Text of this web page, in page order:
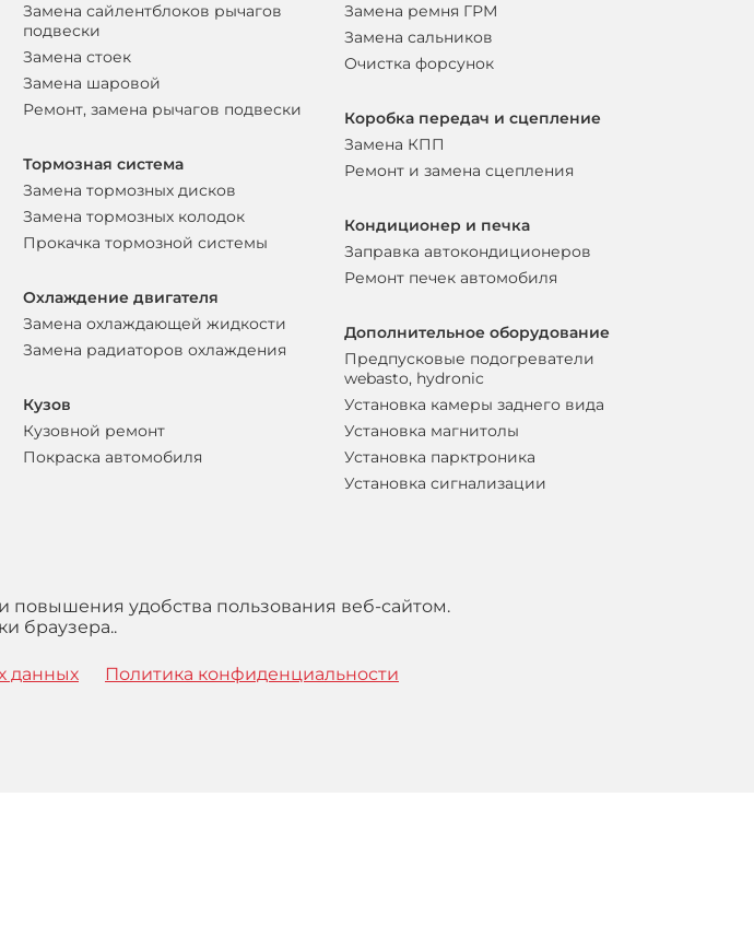
Замена сайлентблоков рычагов
подвески
Замена стоек
Замена шаровой
Ремонт, замена рычагов подвески
Тормозная система
Замена тормозных дисков
Замена тормозных колодок
Прокачка тормозной системы
Охлаждение двигателя
Замена охлаждающей жидкости
Замена радиаторов охлаждения
Кузов
Кузовной ремонт
Покраска автомобиля
Замена ремня ГРМ
Замена сальников
Очистка форсунок
Коробка передач и сцепление
Замена КПП
Ремонт и замена сцепления
Кондиционер и печка
Заправка автокондиционеров
Ремонт печек автомобиля
Дополнительное оборудование
Предпусковые подогреватели
webasto, hydronic
Установка камеры заднего вида
Установка магнитолы
Установка парктроника
Установка сигнализации
удобства пользования веб-сайтом.
браузера..
данных Политика конфиденциальности